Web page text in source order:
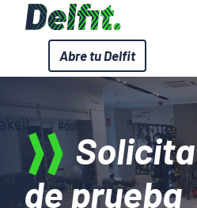
Saltar
contenido
Sobre Delfit
Servicios
Wellness Corporativo
Abre tu Delfit
de prueba